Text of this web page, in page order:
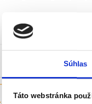
Súhlas
Táto webstránka